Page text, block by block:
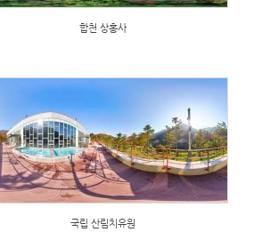
합천 상홍사
국립 산림치유원